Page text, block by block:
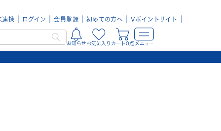
連携 ログイン 会員登録 初めての方へ Vポイントサイト
お知らせお気に入り カート0点 メニュー